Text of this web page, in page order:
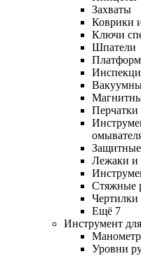
Захваты
Коврики
Ключи
Шпатели
Перчатки
Защитные
Лежаки и
Стяжные
Ещё 7
Инструмент
Уровни